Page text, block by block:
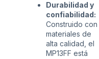
Durabilidad y
confiabilidad:
Construido con
materiales de
alta calidad, el
MP13FF está